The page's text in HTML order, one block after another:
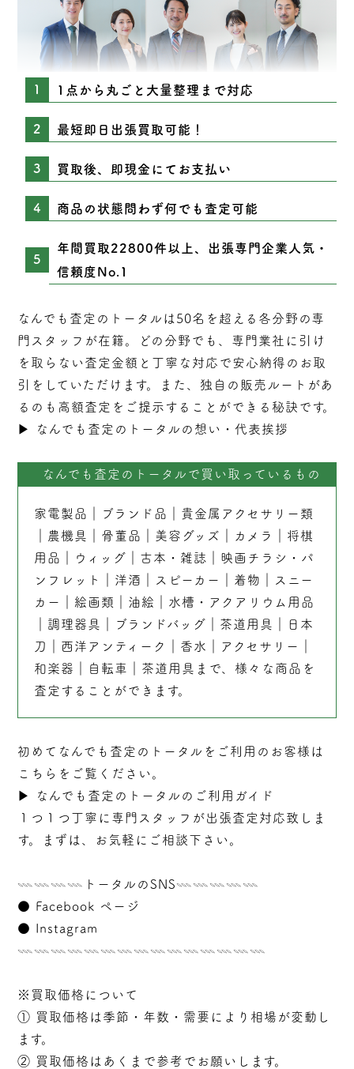
1点から丸ごと大量整理まで対応
最短即日出張買取可能！
買取後、即現金にてお支払い
商品の状態問わず何でも査定可能
年間買取22800件以上、出張専門企業人気・
信頼度No.1
なんでも査定のトータルは50名を超える各分野の専
門スタッフが在籍。どの分野でも、専門業社に引け
を取らない査定 金額と丁寧な対応で安心納得のお取
引をしていただけます。また、独自の販売ルートがあ
るのも高額査定をご提示することができる秘訣です。
▶︎
なんでも査定のトータルの想い・代表挨拶
なんでも査定のトータルで買い取っているもの
家電製品 ブランド品
貴金属アクセサリー類
農機具 骨董品 美容グッズ カメラ
将棋
用品
ウィッグ 古本 ・ 雑誌
映画チラシ・パ
ンフレット
洋酒 スピーカー 着物
スニー
カー
絵画類 油絵
水槽・アクアリウム用品
調理器具 ブランドバッグ ｜茶道用具｜
日本
刀
西洋アンティーク 香水 アクセサリー
和楽器
自転車 茶道用具 まで、様々な商品を
査定することができます。
初めてなんでも査定のトータルをご利用のお客様は
こちらをご覧ください。
▶︎
なんでも査定のトータルのご利用ガイド
１つ１つ丁寧に専門スタッフが出張査定対応致しま
す。まずは、お気軽にご相談下さい。
𓇠𓇠𓇠𓇠トータルのSNS𓇠𓇠𓇠𓇠𓇠
● Facebook ページ
●
Instagram
𓇠𓇠𓇠𓇠𓇠𓇠𓇠𓇠𓇠𓇠𓇠𓇠𓇠𓇠𓇠
※買取価格について
① 買取価格は季節・年数・需要により相場が変動し
ます。
② 買取価格はあくまで参考でお願いします。